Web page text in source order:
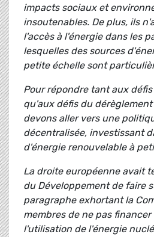
impacts sociaux et
insoutenables. De plus, ils
l'accès à l'énergie dans les
lesquelles des sources
petite échelle sont
Pour répondre tant aux
qu'aux défis du
devons aller vers une
décentralisée, investissant
d'énergie renouvelable à
La droite européenne avait
du Développement de faire
paragraphe exhortant la
membres de ne pas
l'utilisation de l'énergie